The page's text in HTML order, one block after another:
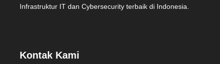
Infrastruktur IT dan Cybersecurity terbaik di Indonesia.
Kontak Kami